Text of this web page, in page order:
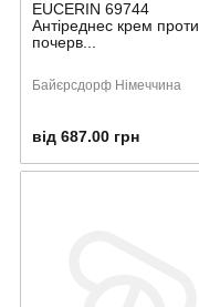
EUCERIN 69744
Антіреднес крем проти
почерв...
Байєрсдорф Німеччина
від 687.00 грн